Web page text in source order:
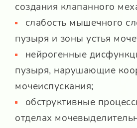
создания клапанного
слабость мышечного
пузыря и зоны устья
нейрогенные
пузыря, нарушающие
мочеиспускания;
обструктивные
отделах